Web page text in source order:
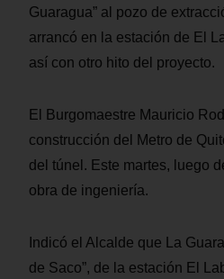
Guaragua” al pozo de
arrancó en la estación de El
así con otro hito del proyecto.
El Burgomaestre Mauricio
construcción del Metro de
del túnel. Este martes, luego
obra de ingeniería.
Indicó el Alcalde que La
de Saco”, de la estación El